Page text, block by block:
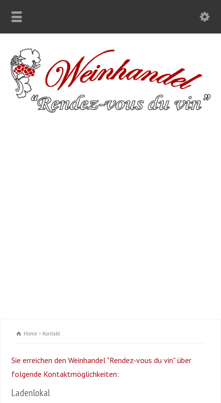
Home Kontakt
Sie erreichen den Weinhandel "Rendez-vous du vin" über
folgende Kontaktmöglichkeiten:
Ladenlokal